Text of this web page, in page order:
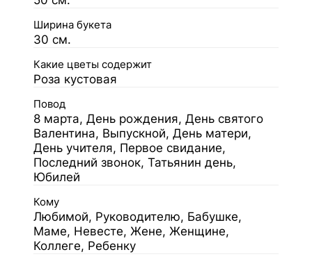
Ширина букета
30 см.
Какие цветы содержит
Роза кустовая
Повод
8 марта, День рождения, День святого
Валентина, Выпускной, День матери,
День учителя, Первое свидание,
Последний звонок, Татьянин день,
Юбилей
Кому
Любимой, Руководителю, Бабушке,
Маме, Невесте, Жене, Женщине,
Коллеге, Ребенку